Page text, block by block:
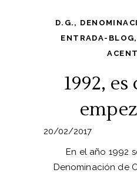
D.G. ,
ENTRADA-BLOG,
1992,
20/02/2017
En el año 1992
Denominación de